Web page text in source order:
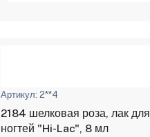
Артикул: 2**4
2184 шелковая роза, лак для
ногтей "Hi-Lac", 8 мл